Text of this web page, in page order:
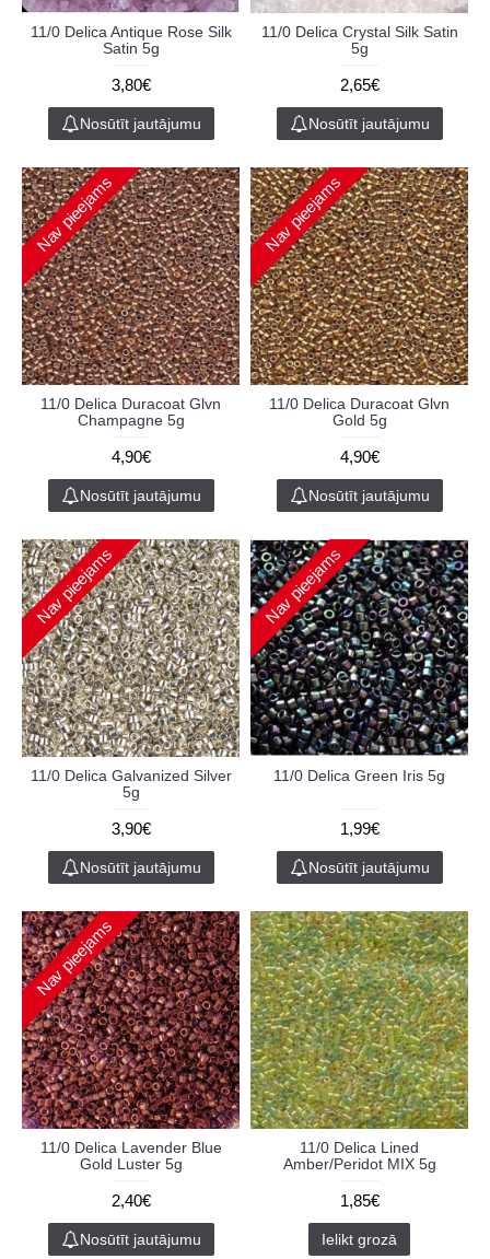
11/0 Delica Antique Rose Silk
Satin 5g
3,80€
Nosūtīt jautājumu
11/0 Delica Crystal Silk Satin
5g
2,65€
Nosūtīt jautājumu
Nav pieejams
11/0 Delica Duracoat Glvn
Champagne 5g
4,90€
Nosūtīt jautājumu
Nav pieejams
11/0 Delica Duracoat Glvn
Gold 5g
4,90€
Nosūtīt jautājumu
Nav pieejams
11/0 Delica Galvanized Silver
5g
3,90€
Nosūtīt jautājumu
Nav pieejams
11/0 Delica Green Iris 5g
1,99€
Nosūtīt jautājumu
Nav pieejams
11/0 Delica Lavender Blue
Gold Luster 5g
2,40€
Nosūtīt jautājumu
11/0 Delica Lined
Amber/Peridot MIX 5g
1,85€
Ielikt grozā